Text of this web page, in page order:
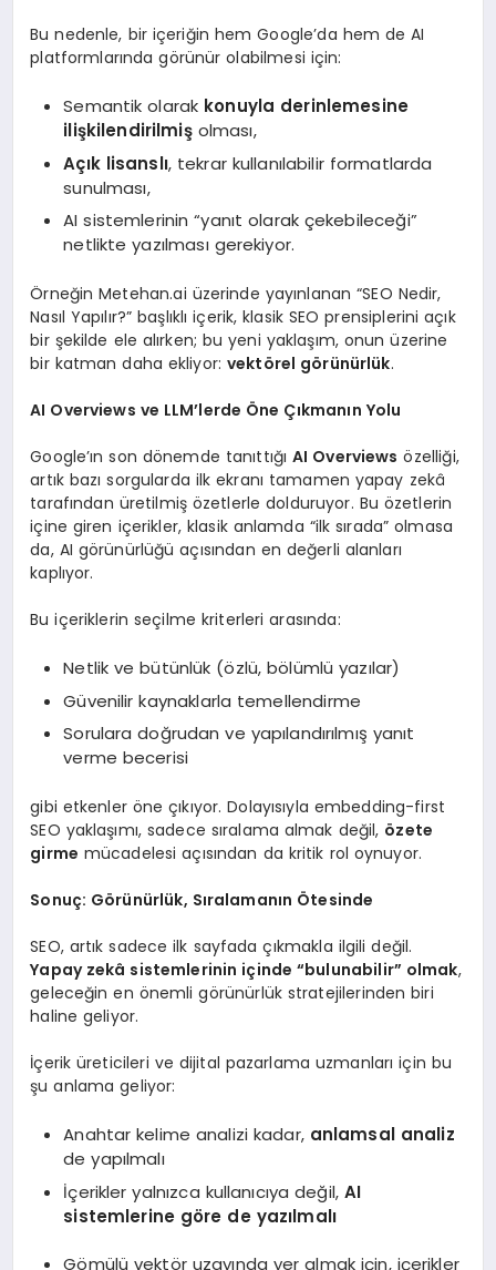
Bu nedenle, bir içeriğin hem Google’da hem de AI
platformlarında görünür olabilmesi için:
Semantik olarak konuyla derinlemesine
ilişkilendirilmişolması,
Açık lisanslı, tekrar kullanılabilir formatlarda
sunulması,
AI sistemlerinin “yanıt olarak çekebileceği”
netlikte yazılması gerekiyor.
Örneğin Metehan.ai üzerinde yayınlanan “SEO Nedir,
Nasıl Yapılır?” başlıklı içerik, klasik SEO prensiplerini açık
bir şekilde ele alırken; bu yeni yaklaşım, onun üzerine
bir katman daha ekliyor: vektörel görünürlük.
AI Overviews ve LLM’lerde Öne Çıkmanın Yolu
Google’ın son dönemde tanıttığıAI Overviews özelliği,
artık bazı sorgularda ilk ekranı tamamen yapay zekâ
tarafından üretilmiş özetlerle dolduruyor. Bu özetlerin
içine giren içerikler, klasik anlamda “ilk sırada” olmasa
da, AI görünürlüğü açısından en değerli alanları
kaplıyor.
Bu içeriklerin seçilme kriterleri arasında:
Netlik ve bütünlük (özlü, bölümlü yazılar)
Güvenilir kaynaklarla temellendirme
Sorulara doğrudan ve yapılandırılmış yanıt
verme becerisi
gibi etkenler öne çıkıyor. Dolayısıyla embedding-first
SEO yaklaşımı, sadece sıralama almak değil, özete
girme mücadelesi açısından da kritik rol oynuyor.
Sonuç: Görünürlük, Sıralamanın Ötesinde
SEO, artık sadece ilk sayfada çıkmakla ilgili değil.
Yapay zekâ sistemlerinin içinde “bulunabilir” olmak,
geleceğin en önemli görünürlük stratejilerinden biri
haline geliyor.
İçerik üreticileri ve dijital pazarlama uzmanları için bu
şu anlama geliyor:
Anahtar kelime analizi kadar, anlamsal analiz
de yapılmalı
İçerikler yalnızca kullanıcıya değil, AI
sistemlerine göre de yazılmalı
Gömülü vektör uzayında yer almak için, içerikler